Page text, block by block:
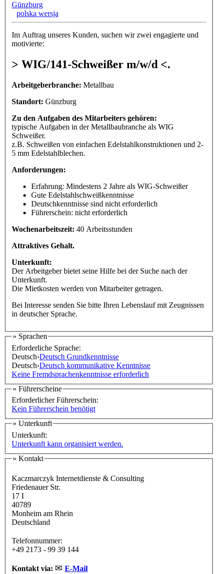
Günzburg
polska wersja
Im Auftrag unseres Kunden, suchen wir zwei engagierte und
motivierte:
> WIG/141-Schweißer m/w/d <.
Arbeitgeberbranche: Metallbau
Standort: Günzburg
Zu den Aufgaben des Mitarbeiters gehören:
typische Aufgaben in der Metallbaubranche als WIG
Schweißer.
z.B. Schweißen von einfachen Edelstahlkonstruktionen und 2-
5 mm Edelstahlblechen.
Anforderungen:
Erfahrung: Mindestens 2 Jahre als WIG-Schweißer
Gute Edelstahlschweißkenntnisse
Deutschkenntnisse sind nicht erforderlich
Führerschein: nicht erforderlich
Wochenarbeitszeit: 40 Arbeitsstunden
Attraktives Gehalt.
Unterkunft:
Der Arbeitgeber bietet seine Hilfe bei der Suche nach der
Unterkunft.
Die Mietkosten werden von Mitarbeiter getragen.
Bei Interesse senden Sie bitte Ihren Lebenslauf mit Zeugnissen
in deutscher Sprache.
» Sprachen
Erforderliche Sprache:
Deutsch›Deutsch Grundkenntnisse
Deutsch›Deutsch kommunikative Kenntnisse
Keine Fremdsprachenkenntnisse erforderlich
» Führerscheine
Erforderlicher Führerschein:
Kein Führerschein benötigt
» Unterkunft
Unterkunft:
Unterkunft kann organisiert werden.
» Kontakt
Kaczmarczyk Internetdienste & Consulting
Friedenauer Str.
17 I
40789
Monheim am Rhein
Deutschland
Telefonnummer:
+49 2173 - 99 39 144
Kontakt via: ✉ E-Mail